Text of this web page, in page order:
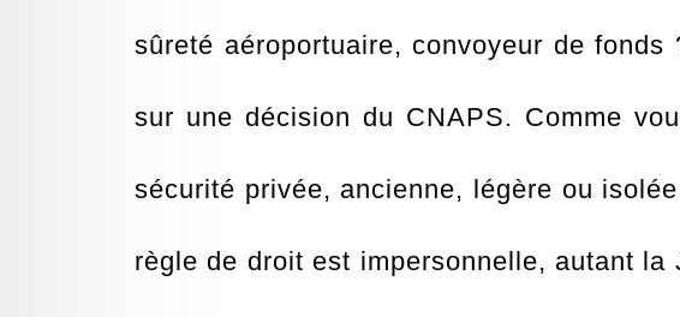
sûreté aéroportuaire, convoyeur de
sur une décision du CNAPS. Comme
sécurité privée, ancienne, légère ou
règle de droit est impersonnelle, autant